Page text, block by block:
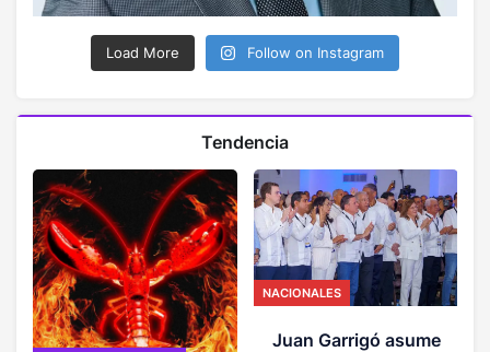
Load More Follow on Instagram
Tendencia
NACIONALES
Juan Garrigó asume